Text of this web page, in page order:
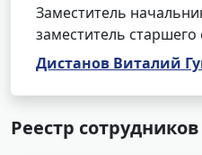
Заместитель
заместитель старшего
Дистанов Виталий
Реестр сотрудников